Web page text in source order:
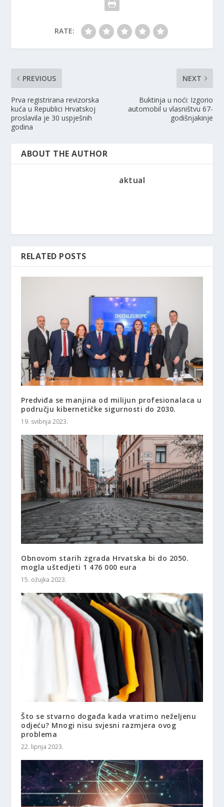
RATE:
PREVIOUS
Prva registrirana revizorska
kuća u Republici Hrvatskoj
proslavila je 30 uspješnih
godina
NEXT
Buktinja u noći: Izgorio
automobil u vlasništvu 67-
godišnjakinje
ABOUT THE AUTHOR
aktual
RELATED POSTS
Predviđa se manjina od milijun profesionalaca u
području kibernetičke sigurnosti do 2030.
19. svibnja 2023.
Obnovom starih zgrada Hrvatska bi do 2050.
mogla uštedjeti 1 476 000 eura
15. ožujka 2023.
Što se stvarno događa kada vratimo neželjenu
odjeću? Mnogi nisu svjesni razmjera ovog
problema
22. lipnja 2023.